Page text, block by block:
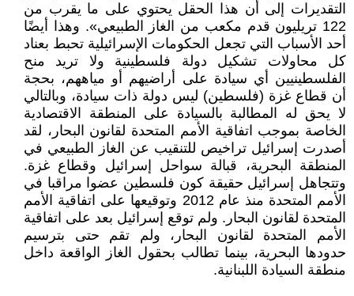
التقديرات إلى أن هذا الحقل يحتوي على ما يقرب من
122 تريليون قدم مكعب من الغاز الطبيعي». وهذا أيضًا
أحد الأسباب التي تجعل الحكومات الإسرائيلية تحبط بعناد
كل محاولات تشكيل دولة فلسطينية ولا تريد منح
الفلسطينيين أي سيادة على أراضيهم أو مياههم، بحجة
أن قطاع غزة (فلسطين) ليس دولة ذات سيادة، وبالتالي
لا يحق له المطالبة بالسيادة على المنطقة الاقتصادية
الخاصة بموجب اتفاقية الأمم المتحدة لقانون البحار، لقد
أصدرت إسرائيل تراخيص للتنقيب عن الغاز الطبيعي في
المنطقة البحرية، قبالة سواحل إسرائيل وقطاع غزة.
وتتجاهل إسرائيل حقيقة كون فلسطين عضوا مراقبا في
الأمم المتحدة منذ عام 2012 وتوقيعها على اتفاقية الأمم
المتحدة لقانون البحار. ولم توقع إسرائيل بعد على اتفاقية
الأمم المتحدة لقانون البحار، ولم تقم حتى بترسيم
حدودها البحرية، بينما تطالب بحقول الغاز الواقعة داخل
منطقة السيادة اللبنانية.